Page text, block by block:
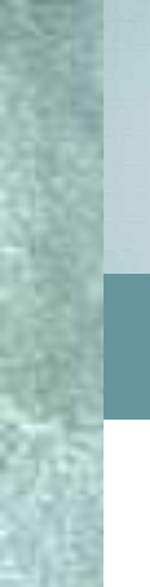
к
контенту